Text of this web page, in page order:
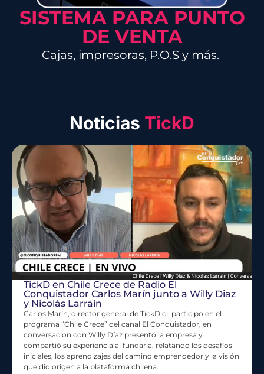
SISTEMA PARA PUNTO
DE VENTA
Cajas, impresoras, P.O.S y más.
Noticias TickD
TickD en Chile Crece de Radio El
Conquistador Carlos Marín junto a Willy Diaz
y Nicolás Larraín
Carlos Marín, director general de TickD.cl, participo en el
programa “Chile Crece” del canal El Conquistador, en
conversacion con Willy Díaz presentó la empresa y
compartió su experiencia al fundarla, relatando los desafíos
iniciales, los aprendizajes del camino emprendedor y la visión
que dio origen a la plataforma chilena.